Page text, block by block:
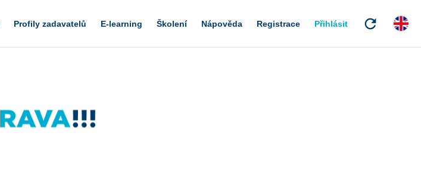
Profily zadavatelů E-learning Školení Nápověda Registrace Přihlásit refresh